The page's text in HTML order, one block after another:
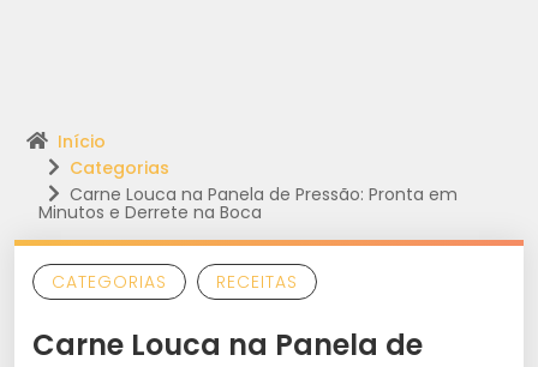
Início
Categorias
Carne Louca na Panela de Pressão: Pronta em
Minutos e Derrete na Boca
CATEGORIAS RECEITAS
Carne Louca na Panela de